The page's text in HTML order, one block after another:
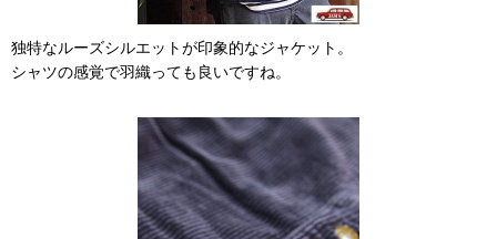
独特なルーズシルエットが印象的なジャケット。
シャツの感覚で羽織っても良いですね。